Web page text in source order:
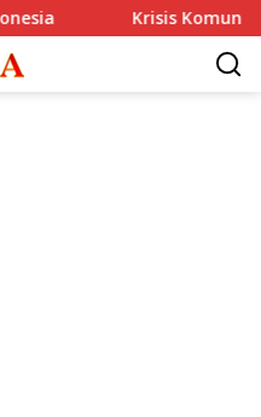
Krisis Komunikasi Pemerintah